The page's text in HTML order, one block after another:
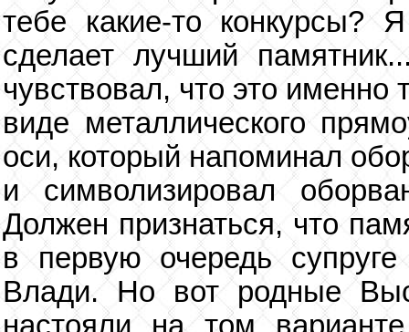
тебе какие-то конкурсы?
сделает лучший
чувствовал, что это
виде металлического
оси, который напоминал
и символизировал
Должен признаться, что
в первую очередь
Влади. Но вот родные